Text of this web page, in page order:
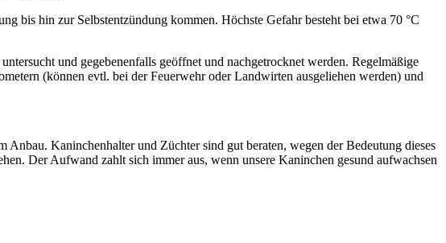
bis hin zur Selbstentzündung kommen. Höchste Gefahr besteht bei etwa 70 °C
und gegebenenfalls geöffnet und nachgetrocknet werden. Regelmäßige
(können evtl. bei der Feuerwehr oder Landwirten ausgeliehen werden) und
Kaninchenhalter und Züchter sind gut beraten, wegen der Bedeutung dieses
Der Aufwand zahlt sich immer aus, wenn unsere Kaninchen gesund aufwachsen